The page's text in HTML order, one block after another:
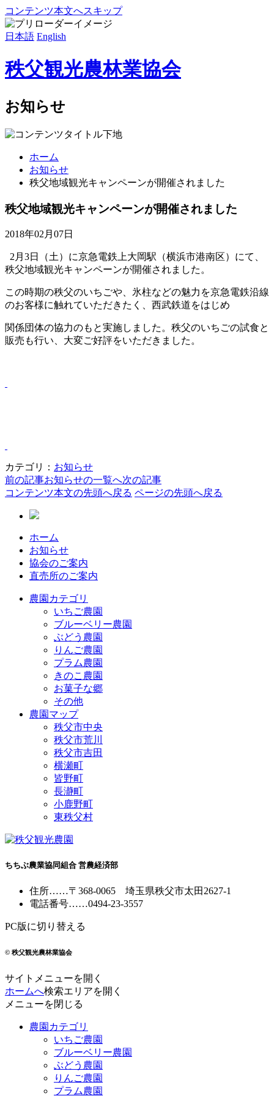
コンテンツ本文へスキップ
日本語 English
秩父観光農林業協会
お知らせ
ホーム
お知らせ
秩父地域観光キャンペーンが開催されました
秩父地域観光キャンペーンが開催されました
2018年02月07日
2月3日（土）に京急電鉄上大岡駅（横浜市港南区）にて、
秩父地域観光キャンペーンが開催されました。
この時期の秩父のいちごや、氷柱などの魅力を京急電鉄沿線
のお客様に触れていただきたく、西武鉄道をはじめ
関係団体の協力のもと実施しました。秩父のいちごの試食と
販売も行い、大変ご好評をいただきました。
カテゴリ： お知らせ
前の記事お知らせの一覧へ次の記事
コンテンツ本文の先頭へ戻る ページの先頭へ戻る
ホーム
お知らせ
協会のご案内
直売所のご案内
農園カテゴリ
いちご農園
ブルーベリー農園
ぶどう農園
りんご農園
プラム農園
きのこ農園
お菓子な郷
その他
農園マップ
秩父市中央
秩父市荒川
秩父市吉田
横瀬町
皆野町
長瀞町
小鹿野町
東秩父村
ちちぶ農業協同組合 営農経済部
住所……〒368-0065 埼玉県秩父市太田2627-1
電話番号……0494-23-3557
PC版に切り替える
© 秩父観光農林業協会
サイトメニューを開く
ホームへ検索エリアを開く
メニューを閉じる
農園カテゴリ
いちご農園
ブルーベリー農園
ぶどう農園
りんご農園
プラム農園